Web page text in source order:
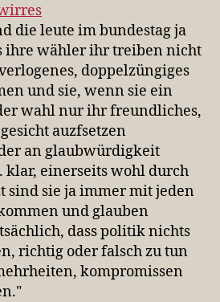
wirres
die leute im bundestag ja
ihre wähler ihr treiben nicht
doppelzüngiges
und sie, wenn sie ein
wahl nur ihr freundliches,
auzfsetzen
an glaubwürdigkeit
einerseits wohl durch
sind sie ja immer mit jeden
und glauben
dass politik nichts
richtig oder falsch zu tun
kompromissen